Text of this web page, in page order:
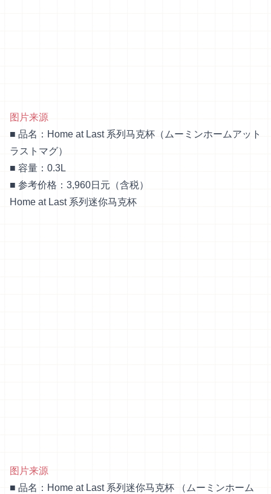
图片来源
■ 品名：Home at Last 系列马克杯（ムーミンホームアット
ラストマグ）
■ 容量：0.3L
■ 参考价格：3,960日元（含税）
Home at Last 系列迷你马克杯
图片来源
■ 品名：Home at Last 系列迷你马克杯 （ムーミンホーム